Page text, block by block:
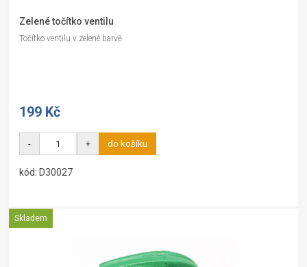
Zelené točítko ventilu
Točítko ventilu v zelené barvě
199 Kč
- + do košíku
kód: D30027
Skladem